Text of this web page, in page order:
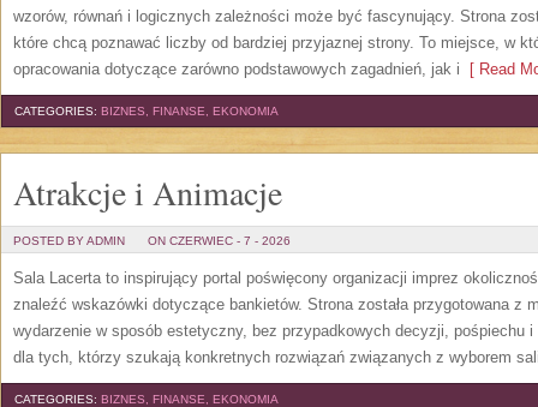
wzorów, równań i logicznych zależności może być fascynujący. Strona
które chcą poznawać liczby od bardziej przyjaznej strony. To miejsce, w
opracowania dotyczące zarówno podstawowych zagadnień, jak i [ Read
CATEGORIES: BIZNES, FINANSE, EKONOMIA
Atrakcje i Animacje
POSTED BY ADMIN ON CZERWIEC - 7 - 2026
Sala Lacerta to inspirujący portal poświęcony organizacji imprez
znaleźć wskazówki dotyczące bankietów. Strona została przygotowana z
wydarzenie w sposób estetyczny, bez przypadkowych decyzji, pośpiechu
dla tych, którzy szukają konkretnych rozwiązań związanych z wyborem
CATEGORIES: BIZNES, FINANSE, EKONOMIA